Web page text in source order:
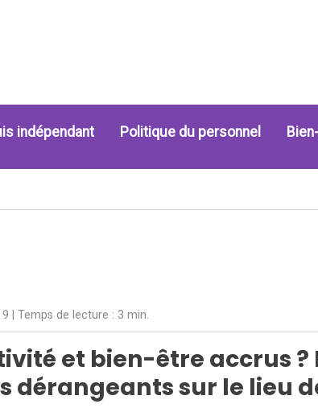
indépendant Politique du personnel
| Temps de lecture : 3 min.
et bien-être accrus ?
dérangeants sur le lieu